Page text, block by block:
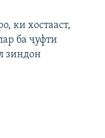
ки хостааст,
ба ҷуфти
зиндон